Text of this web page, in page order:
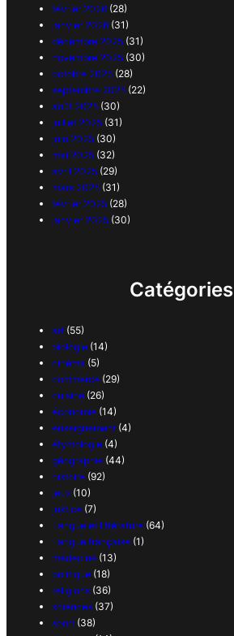
février 2026 (28)
janvier 2026 (31)
décembre 2025 (31)
novembre 2025 (30)
octobre 2025 (28)
septembre 2025 (22)
août 2025 (30)
juillet 2025 (31)
juin 2025 (30)
mai 2025 (32)
avril 2025 (29)
mars 2025 (31)
février 2025 (28)
janvier 2025 (30)
Catégories
art (55)
biologie (14)
cinéma (5)
commerce (29)
cuisine (26)
économie (14)
enseignement (4)
étymologie (4)
géographie (44)
histoire (92)
jeux (10)
justice (7)
Langue et littérature (64)
Langue française (1)
médecine (13)
politique (18)
religions (36)
sciences (37)
sport (38)